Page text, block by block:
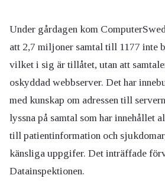
Under gårdagen kom
att 2,7 miljoner samtal till 1177 inte
vilket i sig är tillåtet, utan att
oskyddad webbserver. Det har
med kunskap om adressen till
lyssna på samtal som har innehållet
till patientinformation och
känsliga uppgifer. Det inträffade
Datainspektionen.